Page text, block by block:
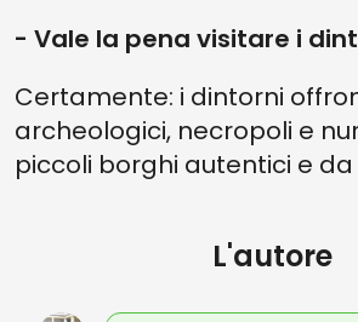
- Vale la pena visitare i
Certamente: i dintorni
archeologici, necropoli e
piccoli borghi autentici e
L'autore